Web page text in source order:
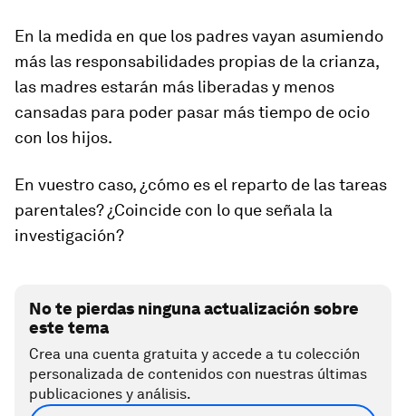
En la medida en que los padres vayan asumiendo
más las responsabilidades propias de la crianza,
las madres estarán más liberadas y menos
cansadas para poder pasar más tiempo de ocio
con los hijos.
En vuestro caso, ¿cómo es el reparto de las tareas
parentales? ¿Coincide con lo que señala la
investigación?
No te pierdas ninguna actualización sobre
este tema
Crea una cuenta gratuita y accede a tu colección
personalizada de contenidos con nuestras últimas
publicaciones y análisis.